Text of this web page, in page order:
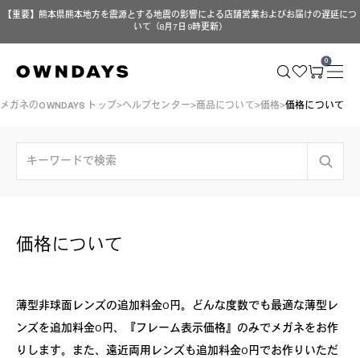
【重要】熊本県熊本地方を震源とする地震の影響による店舗営業およびお届けの遅延につ
いて（8月7日 9時更新）
0
メガネのOWNDAYS トップ ヘルプセンター 商品について 価格 価格について
価格について
薄型非球面レンズの追加料金0円。どんな度数でも最適な薄型レ
ンズを追加料金0円、『フレーム表示価格』のみでメガネをお作
りします。また、遠近両用レンズも追加料金0円でお作りいただ